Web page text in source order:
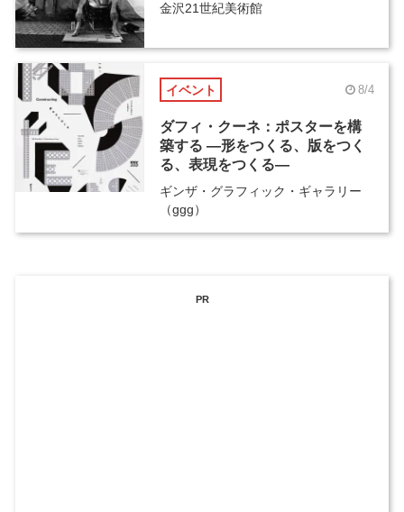
金沢21世紀美術館
イベント 8/4
ダフィ・クーネ：ポスターを構
築する ―形をつくる、版をつく
る、表現をつくる―
ギンザ・グラフィック・ギャラリー
（ggg）
PR